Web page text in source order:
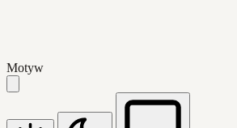
Motyw